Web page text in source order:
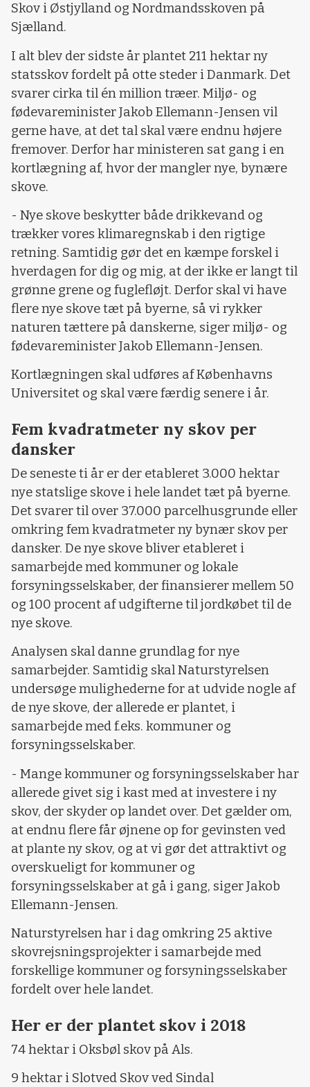
Skov i Østjylland og Nordmandsskoven på
Sjælland.
I alt blev der sidste år plantet 211 hektar ny
statsskov fordelt på otte steder i Danmark. Det
svarer cirka til én million træer. Miljø- og
fødevareminister Jakob Ellemann-Jensen vil
gerne have, at det tal skal være endnu højere
fremover. Derfor har ministeren sat gang i en
kortlægning af, hvor der mangler nye, bynære
skove.
- Nye skove beskytter både drikkevand og
trækker vores klimaregnskab i den rigtige
retning. Samtidig gør det en kæmpe forskel i
hverdagen for dig og mig, at der ikke er langt til
grønne grene og fuglefløjt. Derfor skal vi have
flere nye skove tæt på byerne, så vi rykker
naturen tættere på danskerne, siger miljø- og
fødevareminister Jakob Ellemann-Jensen.
Kortlægningen skal udføres af Københavns
Universitet og skal være færdig senere i år.
Fem kvadratmeter ny skov per
dansker
De seneste ti år er der etableret 3.000 hektar
nye statslige skove i hele landet tæt på byerne.
Det svarer til over 37.000 parcelhusgrunde eller
omkring fem kvadratmeter ny bynær skov per
dansker. De nye skove bliver etableret i
samarbejde med kommuner og lokale
forsyningsselskaber, der finansierer mellem 50
og 100 procent af udgifterne til jordkøbet til de
nye skove.
Analysen skal danne grundlag for nye
samarbejder. Samtidig skal Naturstyrelsen
undersøge mulighederne for at udvide nogle af
de nye skove, der allerede er plantet, i
samarbejde med f.eks. kommuner og
forsyningsselskaber.
- Mange kommuner og forsyningsselskaber har
allerede givet sig i kast med at investere i ny
skov, der skyder op landet over. Det gælder om,
at endnu flere får øjnene op for gevinsten ved
at plante ny skov, og at vi gør det attraktivt og
overskueligt for kommuner og
forsyningsselskaber at gå i gang, siger Jakob
Ellemann-Jensen.
Naturstyrelsen har i dag omkring 25 aktive
skovrejsningsprojekter i samarbejde med
forskellige kommuner og forsyningsselskaber
fordelt over hele landet.
Her er der plantet skov i 2018
74 hektar i Oksbøl skov på Als.
9 hektar i Slotved Skov ved Sindal